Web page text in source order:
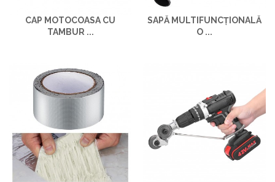
CAP MOTOCOASA CU
TAMBUR ...
SAPĂ MULTIFUNCȚIONALĂ
O ...